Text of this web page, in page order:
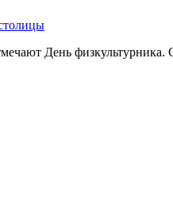
День физкультурника.